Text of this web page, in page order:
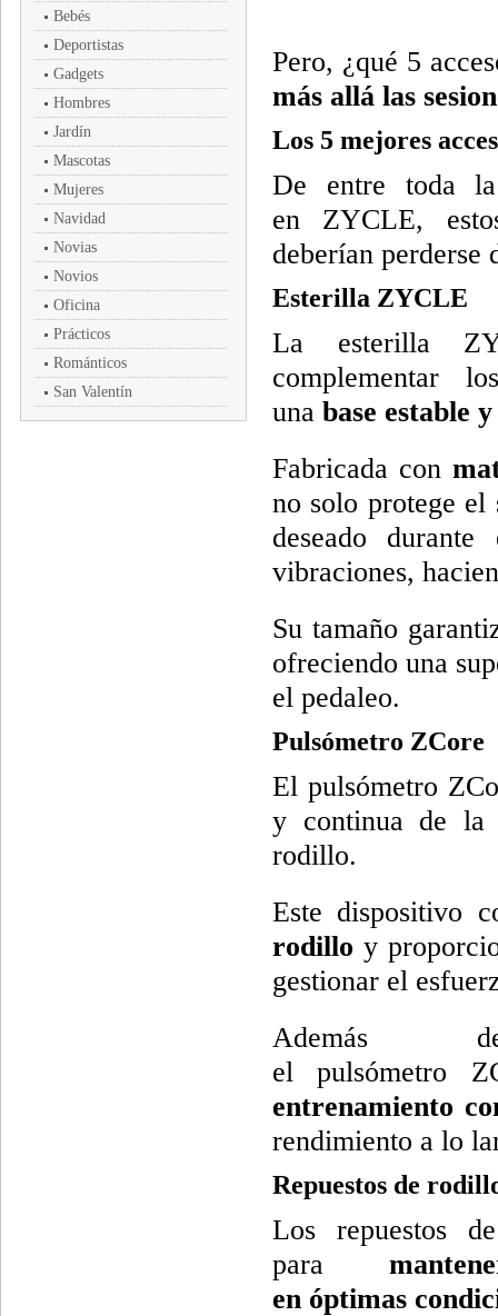
Bebés
Deportistas
Gadgets
Hombres
Jardín
Mascotas
Mujeres
Navidad
Novias
Novios
Oficina
Prácticos
Románticos
San Valentín
Pero, ¿qué 5
más allá las
Los 5 mejores
De entre toda
en ZYCLE,
deberían perderse
Esterilla ZYCLE
La esterilla
complementar
una base estable
Fabricada con
no solo protege el
deseado
vibraciones,
Su tamaño
ofreciendo una
el pedaleo.
Pulsómetro ZCore
El pulsómetro
y continua de la
rodillo.
Este dispositivo
rodillo y
gestionar el
Además
el pulsómetro
entrenamiento
rendimiento a lo
Repuestos de
Los repuestos
para
en óptimas